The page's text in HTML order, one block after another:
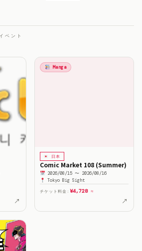
ベント
↗
Manga
日本
Comic Market 108 (Summer)
2026/08/15 〜 2026/08/16
Tokyo Big Sight
チケット料金: ¥4,728 ≈
↗